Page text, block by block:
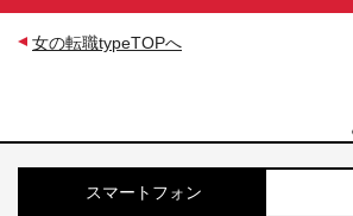
女の転職typeTOPへ
スマートフォン